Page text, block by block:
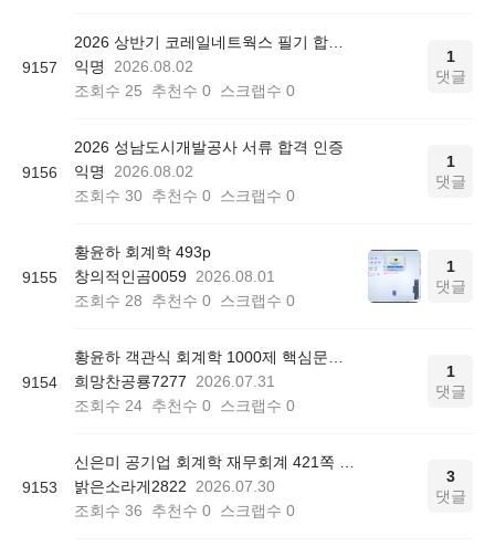
9157
익명
2026.08.02
조회수 25 추천수 0 스크랩수 0
1
댓글
9156
2026 성남도시개발공사 서류 합격 인증
익명
2026.08.02
조회수 30 추천수 0 스크랩수 0
1
댓글
9155
황윤하 회계학 493p
창의적인곰0059
2026.08.01
조회수 28 추천수 0 스크랩수 0
1
댓글
9154
희망찬공룡7277
2026.07.31
조회수 24 추천수 0 스크랩수 0
1
댓글
9153
밝은소라게2822
2026.07.30
조회수 36 추천수 0 스크랩수 0
3
댓글